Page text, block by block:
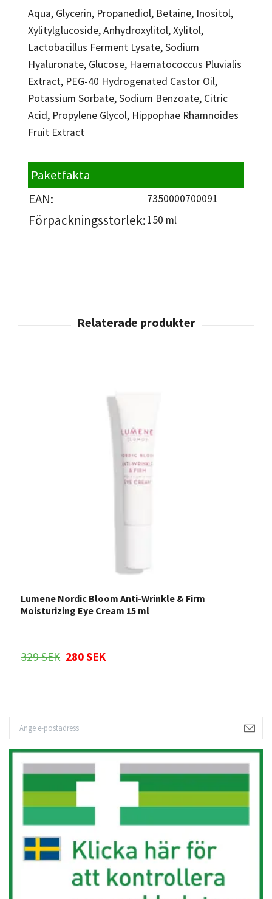
Aqua, Glycerin, Propanediol, Betaine, Inositol,
Xylitylglucoside, Anhydroxylitol, Xylitol,
Lactobacillus Ferment Lysate, Sodium
Hyaluronate, Glucose, Haematococcus Pluvialis
Extract, PEG-40 Hydrogenated Castor Oil,
Potassium Sorbate, Sodium Benzoate, Citric
Acid, Propylene Glycol, Hippophae Rhamnoides
Fruit Extract
Paketfakta
EAN: 7350000700091
Förpackningsstorlek:150 ml
Lumene Nordic Bloom Anti-Wrinkle & Firm
Moisturizing Eye Cream 15 ml
329 SEK 280 SEK